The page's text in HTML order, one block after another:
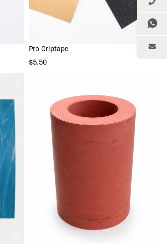
IN DEN WARENKORB
Pro Griptape
$5.50